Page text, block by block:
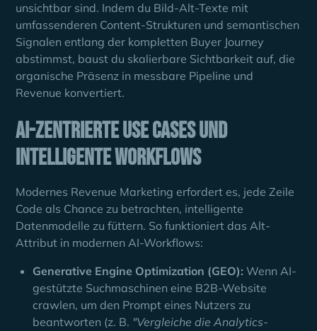
unsichtbar sind. Indem du Bild-Alt-Texte mit
umfassenderen Content-Strukturen und semantischen
Signalen entlang der kompletten Buyer Journey
abstimmst, baust du skalierbare Sichtbarkeit auf, die
organische Präsenz in messbare Pipeline und
Revenue konvertiert.
AI-zentrierte Use Cases und
intelligente Workflows
Modernes Revenue Marketing erfordert es, jede Zeile
Code als Chance zu betrachten, intelligente
Datenmodelle zu füttern. So funktioniert das Alt-
Attribut in modernen AI-Workflows:
Generative Engine Optimization (GEO): Wenn AI-
gestützte Suchmaschinen eine B2B-Website
crawlen, um den Prompt eines Nutzers zu
beantworten (z. B. "Vergleiche die Analytics-